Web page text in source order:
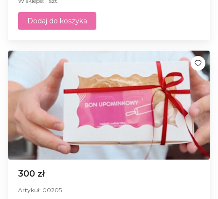
Dodaj do koszyka
300 zł
Artykuł: 00205